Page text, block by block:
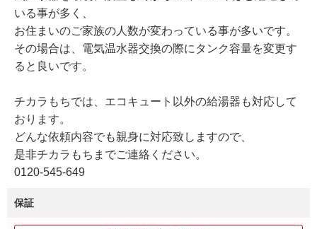
いる事が多く、
お住まいのご家族の人数が変わっている事が多いです。
その場合は、電気温水器交換の際にタンク容量を変更す
ると良いです。
チカラもちでは、エコキュート以外の給湯器も対応して
おります。
どんな依頼内容でも親身に対応致しますので、
是非チカラもちまでご連絡ください。
0120-545-649
保証